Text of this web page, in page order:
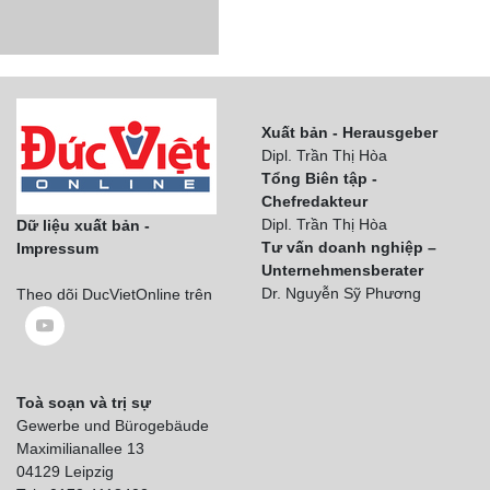
Dữ liệu xuất bản -
Impressum
Theo dõi DucVietOnline trên
Xuất bản - Herausgeber
Dipl. Trần Thị Hòa
Tổng Biên tập -
Chefredakteur
Dipl. Trần Thị Hòa
Tư vấn doanh nghiệp –
Unternehmensberater
Dr. Nguyễn Sỹ Phương
Toà soạn và trị sự
Gewerbe und Bürogebäude
Maximilianallee 13
04129 Leipzig